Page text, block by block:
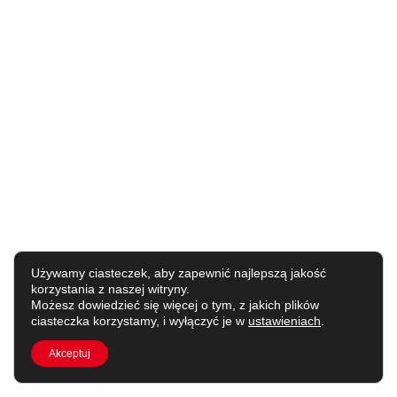
Używamy ciasteczek, aby zapewnić najlepszą jakość
korzystania z naszej witryny.
Możesz dowiedzieć się więcej o tym, z jakich plików
ciasteczka korzystamy, i wyłączyć je w ustawieniach
Akceptuj